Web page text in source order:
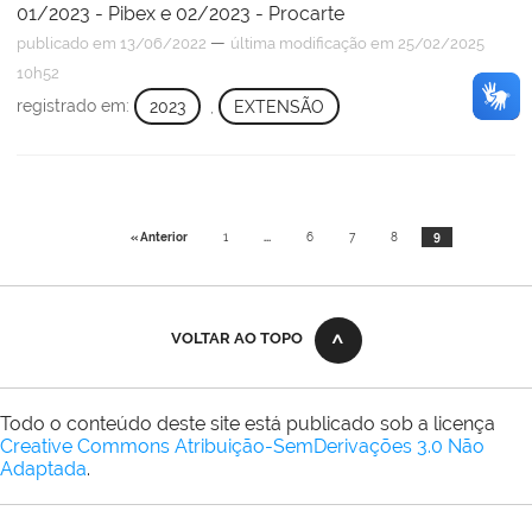
01/2023 - Pibex e 02/2023 - Procarte
publicado em 13/06/2022 — última modificação em 25/02/2025
10h52
registrado em: 2023 EXTENSÃO
« Anterior 1 ... 6 7 8 9
VOLTAR AO TOPO
Todo o conteúdo deste site está publicado sob a licença
Creative Commons Atribuição-SemDerivações 3.0 Não
Adaptada.